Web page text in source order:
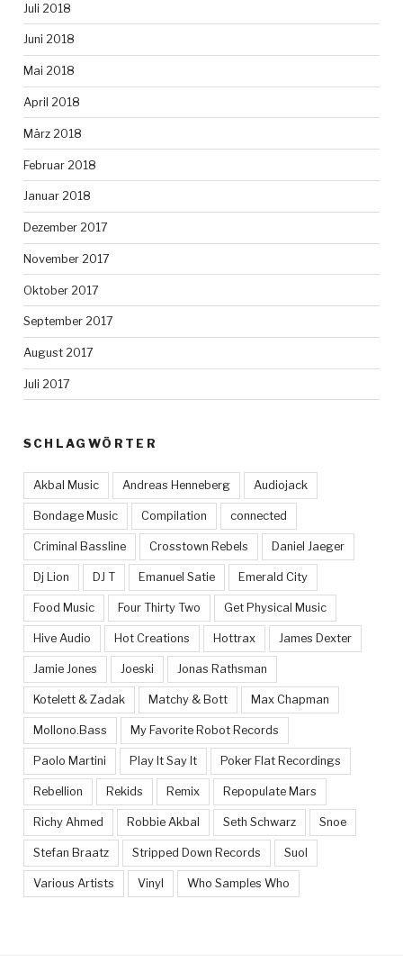
Juli 2018
Juni 2018
Mai 2018
April 2018
März 2018
Februar 2018
Januar 2018
Dezember 2017
November 2017
Oktober 2017
September 2017
August 2017
Juli 2017
SCHLAGWÖRTER
Akbal Music Andreas Henneberg Audiojack
Bondage Music Compilation connected
Criminal Bassline Crosstown Rebels Daniel Jaeger
Dj Lion DJ T Emanuel Satie Emerald City
Food Music Four Thirty Two Get Physical Music
Hive Audio Hot Creations Hottrax James Dexter
Jamie Jones Joeski Jonas Rathsman
Kotelett & Zadak Matchy & Bott Max Chapman
Mollono.Bass My Favorite Robot Records
Paolo Martini Play It Say It Poker Flat Recordings
Rebellion Rekids Remix Repopulate Mars
Richy Ahmed Robbie Akbal Seth Schwarz Snoe
Stefan Braatz Stripped Down Records Suol
Various Artists Vinyl Who Samples Who